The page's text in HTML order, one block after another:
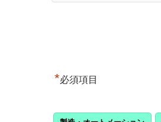
*必須項目